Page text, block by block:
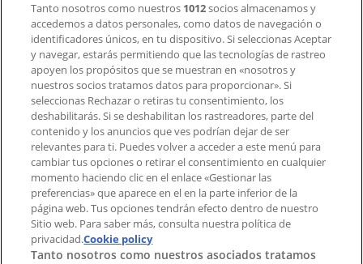
Contacto comercial y de marketing
Tienda mal colocada en el mapa
Notificar un folleto
¿Encontraste un problema en la web o en la
aplicación?
Índices
Marcas
Marcas locales
Negocios
Negocios cercanos
Tanto nosotros como nuestros 1012socios almacenamos y
accedemos a datos personales, como datos de navegación o
identificadores únicos, en tu dispositivo. Si seleccionas Aceptar
y navegar, estarás permitiendo que las tecnologías de rastreo
apoyen los propósitos que se muestran en «nosotros y
nuestros socios tratamos datos para proporcionar». Si
seleccionas Rechazar o retiras tu consentimiento, los
deshabilitarás. Si se deshabilitan los rastreadores, parte del
contenido y los anuncios que ves podrían dejar de ser
relevantes para ti. Puedes volver a acceder a este menú para
cambiar tus opciones o retirar el consentimiento en cualquier
momento haciendo clic en el enlace «Gestionar las
preferencias» que aparece en el en la parte inferior de la
página web. Tus opciones tendrán efecto dentro de nuestro
Sitio web. Para saber más, consulta nuestra política de
privacidad.Cookie policy
Tanto nosotros como nuestros asociados tratamos